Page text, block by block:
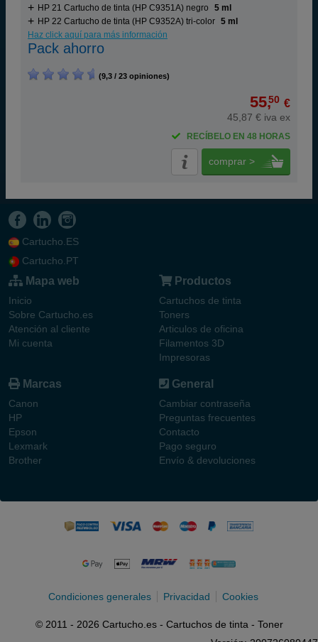
HP 21 Cartucho de tinta (HP C9351A) negro
5 ml
HP 22 Cartucho de tinta (HP C9352A) tri-color 5 ml
Haz click aquí para más información
Pack ahorro
(9,3 / 23 opiniones)
55,50 €
45,87 € iva ex
RECÍBELO EN 48 HORAS
comprar >
Cartucho.ES
Cartucho.PT
Mapa web
Inicio
Sobre Cartucho.es
Atención al cliente
Mi cuenta
Productos
Cartuchos de tinta
Toners
Articulos de oficina
Filamentos 3D
Impresoras
Marcas
Canon
HP
Epson
Lexmark
Brother
General
Cambiar contraseña
Preguntas frecuentes
Contacto
Pago seguro
Envío & devoluciones
Condiciones generales Privacidad Cookies
© 2011 - 2026 Cartucho.es - Cartuchos de tinta - Toner